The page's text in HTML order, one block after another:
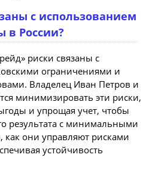
с использованием
России?
риски связаны с
ограничениями и
Владелец Иван Петров и
минимизировать эти риски,
и упрощая учет, чтобы
результата с минимальными
как они управляют рисками
устойчивость